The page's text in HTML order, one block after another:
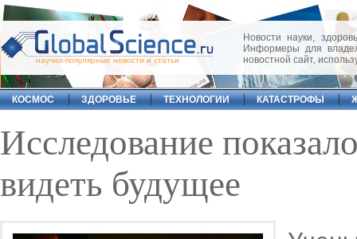
научно-популярные новости и статьи
Новости науки,
Информеры для
новостной сайт,
КОСМОС ЗДОРОВЬЕ ТЕХНОЛОГИИ КАТАСТРОФЫ
Исследование
видеть будущее